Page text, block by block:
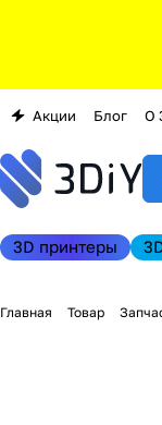
Акции Блог О
3D принтеры
Главная Товар